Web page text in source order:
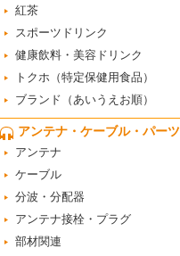
紅茶
スポーツドリンク
健康飲料・美容ドリンク
トクホ（特定保健用食品）
ブランド（あいうえお順）
アンテナ・ケーブル・パーツ
アンテナ
ケーブル
分波・分配器
アンテナ接栓・プラグ
部材関連